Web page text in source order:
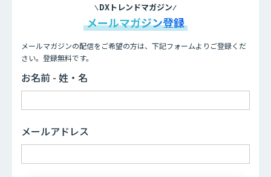
DXトレンドマガジン
メールマガジン登録
メールマガジンの配信をご希望の方は、下記フォームよりご登録くだ
さい。登録無料です。
お名前 - 姓・名
メールアドレス